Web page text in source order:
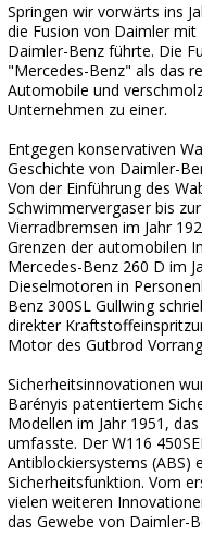
Springen wir vorwärts ins
die Fusion von Daimler mit
Daimler-Benz führte. Die
"Mercedes-Benz" als das
Automobile und
Unternehmen zu einer.
Entgegen konservativen
Geschichte von Daimler-
Von der Einführung des
Schwimmervergaser bis
Vierradbremsen im Jahr
Grenzen der automobilen
Mercedes-Benz 260 D im
Dieselmotoren in
Benz 300SL Gullwing
direkter
Motor des Gutbrod
Sicherheitsinnovationen
Barényis patentiertem
Modellen im Jahr 1951,
umfasste. Der W116
Antiblockiersystems (ABS)
Sicherheitsfunktion. Vom
vielen weiteren
das Gewebe von Daimler-